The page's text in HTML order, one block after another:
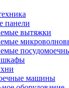
панели
вытяжки
шкафы
машины